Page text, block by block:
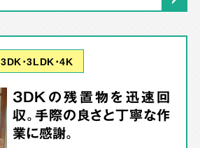
3DK･3LDK･4K
3DKの残置物を迅速回
収。手際の良さと丁寧な作
業に感謝。